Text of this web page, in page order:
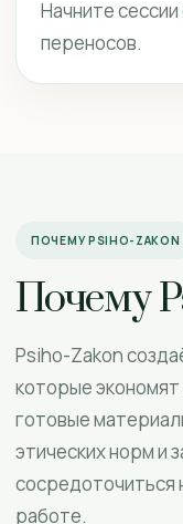
Начните
переносов.
ПОЧЕМУ PSIHO-ZAKON
Почему
Psiho-Zakon
которые
готовые
этических норм и
сосредоточиться
работе.